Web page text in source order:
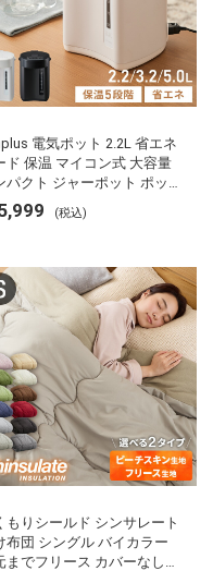
電気ポット 2.2L 省エネ
ド 保温 マイコン式 大容量
パクト ジャーポット ポット
キ抜き 空焚き防止 温度調節
SP-PD22 シンプラス
(税込)
もりシールド シンサレート
布団 シングル バイカラー
までフリース カバーなしで